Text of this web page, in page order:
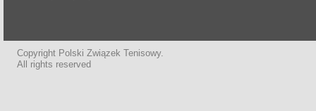
Copyright Polski Związek Tenisowy.
All rights reserved